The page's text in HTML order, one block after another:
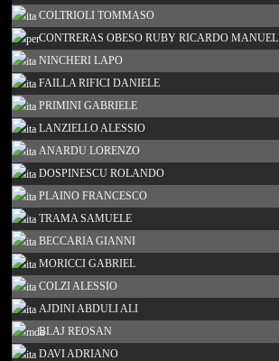
COLTRIOLI TOMMASO
CONTRERAS OBESO RUBY RICARDO MANUEL
NINCHERI LAPO
FAILLA RIFICI DANIELE
PRIMINI GABRIELE
LANZIELLO ALESSIO
ANARDU LORENZO
DOSPINESCU ROLANDO
PLAINO FRANCESCO
TRAMA SAMUELE
BECCARIA GIANNI
MORICCI GABRIEL
COLZI ALESSIO
AJDINI ABDULI ALI
BLAJ REOSAN
DAVI ADRIANO